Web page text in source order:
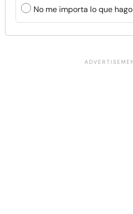
No me importa lo que hago